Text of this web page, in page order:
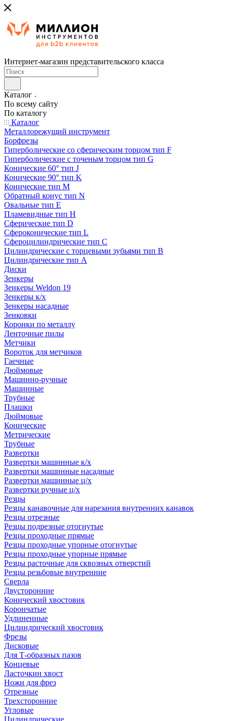
Интернет-магазин представительского класса
Каталог
По всему сайту
По каталогу
Каталог
Металлорежущий инструмент
Борфрезы
Гиперболические cо сферическим торцом тип F
Гиперболические с точеным торцом тип G
Конические 60° тип J
Конические 90° тип K
Конические тип M
Обратный конус тип N
Овальные тип E
Пламевидные тип H
Сферические тип D
Сфероконические тип L
Сфероцилиндрические тип C
Цилиндрические с торцевыми зубьями тип B
Цилиндрические тип А
Диски
Зенкеры
Зенкеры Weldon 19
Зенкеры к/х
Зенкеры насадные
Зенковки
Коронки по металлу
Ленточные пилы
Метчики
Вороток для метчиков
Гаечные
Дюймовые
Машинно-ручные
Машинные
Трубные
Плашки
Дюймовые
Конические
Метрические
Трубные
Развертки
Развертки машинные к/х
Развертки машинные насадные
Развертки машинные ц/х
Развертки ручные ц/х
Резцы
Резцы канавочные для нарезания внутренних канавок
Резцы отрезные
Резцы подрезные отогнутые
Резцы проходные прямые
Резцы проходные упорные отогнутые
Резцы проходные упорные прямые
Резцы расточные для сквозных отверстий
Резцы резьбовые внутренние
Сверла
Двусторонние
Конический хвостовик
Корончатые
Удлиненные
Цилиндрический хвостовик
Фрезы
Дисковые
Для Т-образных пазов
Концевые
Ласточкин хвост
Ножи для фрез
Отрезные
Трехсторонние
Угловые
Цилиндрические